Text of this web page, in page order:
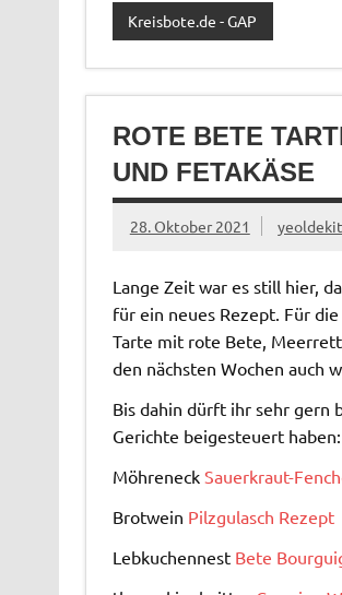
Kreisbote.de - GAP
ROTE BETE
UND FETAKÄSE
28. Oktober 2021
Lange Zeit war es still hier,
für ein neues Rezept. Für
Tarte mit rote Bete,
den nächsten Wochen auch
Bis dahin dürft ihr sehr gern
Gerichte beigesteuert haben:
Möhreneck Sauerkraut-
Brotwein Pilzgulasch Rezept
Lebkuchennest Bete